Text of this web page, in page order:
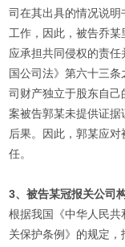
司在其出具的情况说
工作，因此，被告乔某
应承担共同侵权的责
国公司法》第六十三
司财产独立于股东自
案被告郭某未提供证
后果。因此，郭某应
任。
3、被告某冠报关公司
根据我国《中华人民
关保护条例》的规定